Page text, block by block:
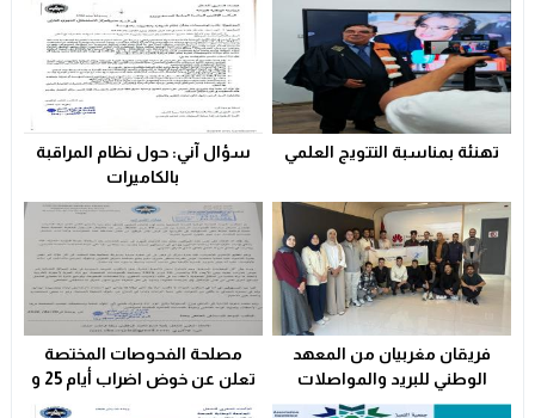
17:18 دراجات التوصيل بوجدة… خدمة ضرورية تتحول إلى خطر يومي
13:11 وجدة…وفاة ضابط أمن في حادث مأساوي بسبب تعرضه
تعزية
21:02 ولاية أمن وجدة تُقرب خدمات بطاقة التعريف الوطنية من
23:31 سوء التدبير و التسيير في القطاع الصحي المحلي يشعل
تهنئة بمناسبة التتويج العلمي
سؤال آني: حول نظام المراقبة
بالكاميرات
فريقان مغربيان من المعهد
الوطني للبريد والمواصلات
يتأهلان إلى شينزن للمشاركة في
مصلحة الفحوصات المختصة
تعلن عن خوض اضراب أيام 25 و